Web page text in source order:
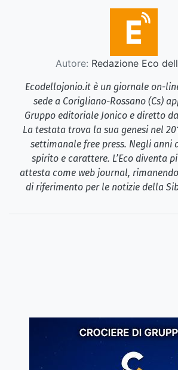
Autore: Redazione Eco
Ecodellojonio.it è un giornale on-
sede a Corigliano-Rossano (Cs)
Gruppo editoriale Jonico e diretto
La testata trova la sua genesi nel
settimanale free press. Negli anni
spirito e carattere. L’Eco diventa
attesta come web journal,
di riferimento per le notizie della